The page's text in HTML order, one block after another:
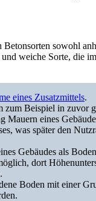
sowohl
weiche Sorte, die
eines Zusatzmittels.
Beispiel in zuvor
Mauern eines
was später den
Gebäudes als
dort
Boden mit einer